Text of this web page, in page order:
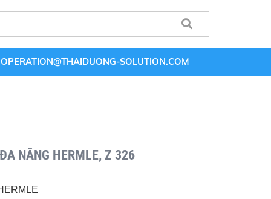
OPERATION@THAIDUONG-SOLUTION.COM
NĂNG HERMLE, Z 326